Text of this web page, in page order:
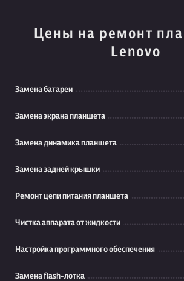
Цены на ремонт
Lenovo
Замена батареи
Замена экрана планшета
Замена динамика планшета
Замена задней крышки
Ремонт цепи питания планшета
Чистка аппарата от жидкости
Настройка программного обеспечения
Замена flash-лотка